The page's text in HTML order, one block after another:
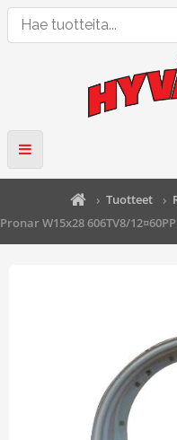
Hae
› Tuotteet ›
Pronar W15x28 606TV8/